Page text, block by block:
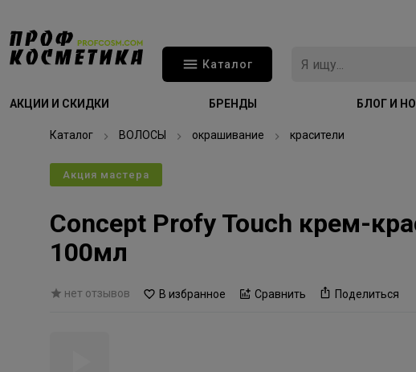
Каталог
АКЦИИ И СКИДКИ БРЕНДЫ БЛОГ И
Каталог ВОЛОСЫ окрашивание красители
Акция мастера
Concept Profy Touch крем-
100мл
нет отзывов В избранное Сравнить Поделиться